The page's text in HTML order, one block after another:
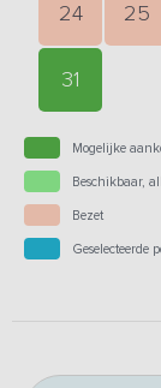
24 25
31
Mogelijke
Beschikbaar,
Bezet
Geselecteerde